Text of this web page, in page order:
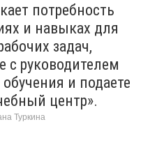
потребность
и навыках для
задач,
с руководителем
и подаете
центр».
Туркина